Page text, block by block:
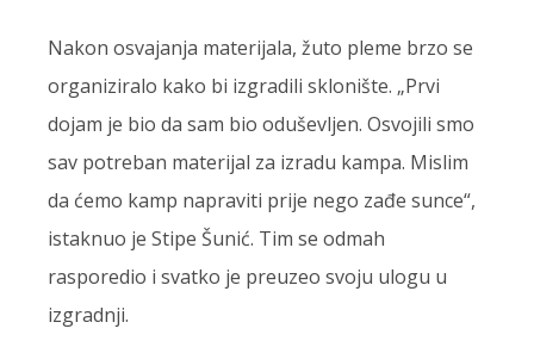
Nakon osvajanja materijala, žuto pleme brzo se
organiziralo kako bi izgradili sklonište. „Prvi
dojam je bio da sam bio oduševljen. Osvojili smo
sav potreban materijal za izradu kampa. Mislim
da ćemo kamp napraviti prije nego zađe sunce“,
istaknuo je Stipe Šunić. Tim se odmah
rasporedio i svatko je preuzeo svoju ulogu u
izgradnji.